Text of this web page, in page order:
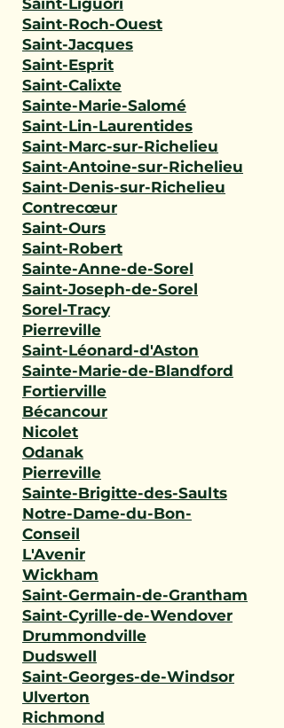
Saint-Liguori
Saint-Roch-Ouest
Saint-Jacques
Saint-Esprit
Saint-Calixte
Sainte-Marie-Salomé
Saint-Lin-Laurentides
Saint-Marc-sur-Richelieu
Saint-Antoine-sur-Richelieu
Saint-Denis-sur-Richelieu
Contrecœur
Saint-Ours
Saint-Robert
Sainte-Anne-de-Sorel
Saint-Joseph-de-Sorel
Sorel-Tracy
Pierreville
Saint-Léonard-d'Aston
Sainte-Marie-de-Blandford
Fortierville
Bécancour
Nicolet
Odanak
Pierreville
Sainte-Brigitte-des-Saults
Notre-Dame-du-Bon-
Conseil
L'Avenir
Wickham
Saint-Germain-de-Grantham
Saint-Cyrille-de-Wendover
Drummondville
Dudswell
Saint-Georges-de-Windsor
Ulverton
Richmond